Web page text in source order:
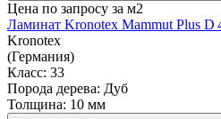
Цена по запросу за м2
Ламинат Kronotex Mammut Plus
Kronotex
(Германия)
Класс: 33
Порода дерева: Дуб
Толщина: 10 мм